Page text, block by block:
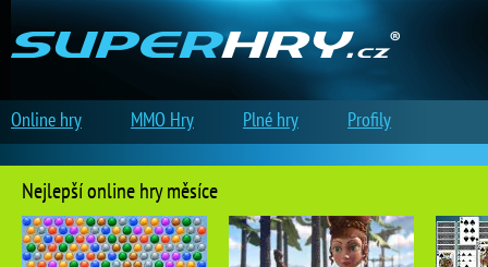
Nejlepší online hry měsíce
Online hry MMO Hry Plné hry Profily